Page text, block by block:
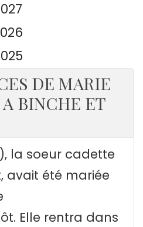
DE MARIE
BINCHE ET
la soeur cadette
avait été mariée
Elle rentra dans